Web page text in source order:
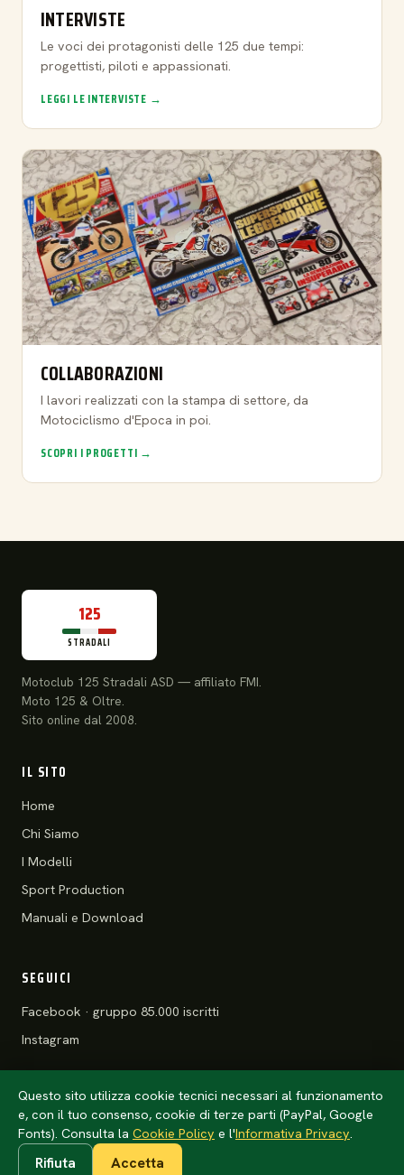
INTERVISTE
Le voci dei protagonisti delle 125 due tempi:
progettisti, piloti e appassionati.
LEGGI LE INTERVISTE →
COLLABORAZIONI
I lavori realizzati con la stampa di settore, da
Motociclismo d'Epoca in poi.
SCOPRI I PROGETTI →
125
STRADALI
Motoclub 125 Stradali ASD — affiliato FMI.
Moto 125 & Oltre.
Sito online dal 2008.
IL SITO
Home
Chi Siamo
I Modelli
Sport Production
Manuali e Download
SEGUICI
Facebook · gruppo 85.000 iscritti
Instagram
© 2026 Motoclub 125 Stradali ASD Privacy Policy·Cookie Policy
Anteprima · l'anno della tessera arriva da
Questo sito utilizza cookie tecnici necessari al funzionamento
e, con il tuo consenso, cookie di terze parti (PayPal, Google
Fonts). Consulta la Cookie Policy e l'Informativa Privacy.
Rifiuta Accetta